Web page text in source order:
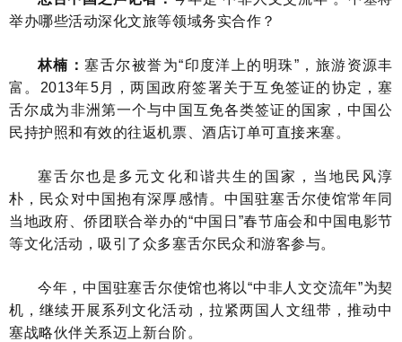
举办哪些活动深化文旅等领域务实合作？
林楠：塞舌尔被誉为“印度洋上的明珠”，旅游资源丰
富。2013年5月，两国政府签署关于互免签证的协定，塞
舌尔成为非洲第一个与中国互免各类签证的国家，中国公
民持护照和有效的往返机票、酒店订单可直接来塞。
塞舌尔也是多元文化和谐共生的国家，当地民风淳
朴，民众对中国抱有深厚感情。中国驻塞舌尔使馆常年同
当地政府、侨团联合举办的“中国日”春节庙会和中国电影节
等文化活动，吸引了众多塞舌尔民众和游客参与。
今年，中国驻塞舌尔使馆也将以“中非人文交流年”为契
机，继续开展系列文化活动，拉紧两国人文纽带，推动中
塞战略伙伴关系迈上新台阶。